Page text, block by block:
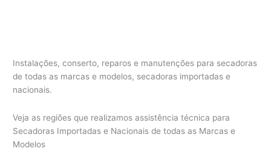
Instalações, conserto, reparos e manutenções para secadoras
de todas as marcas e modelos, secadoras importadas e
nacionais.
Veja as regiões que realizamos assistência técnica para
Secadoras Importadas e Nacionais de todas as Marcas e
Modelos